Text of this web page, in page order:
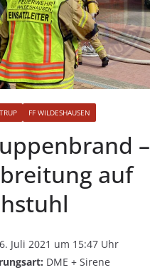
FF WILDESHAUSEN
–
auf
6. Juli 2021 um 15:47 Uhr
DME + Sirene